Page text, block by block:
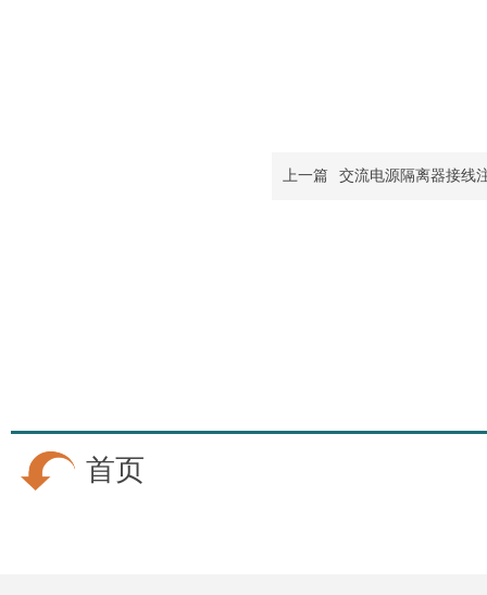
上一篇 交流电源隔离器接线
首页